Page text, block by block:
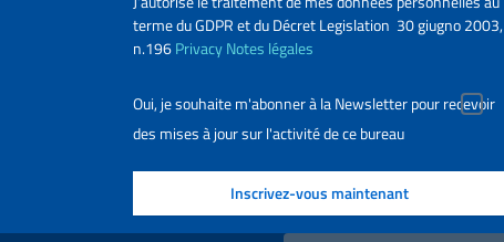
terme du GDPR et du Décret Legislation 30 giugno 2003,
n.196PrivacyNotes légales
Oui, je souhaite m'abonner à la Newsletter pour recevoir
des mises à jour sur l'activité de ce bureau